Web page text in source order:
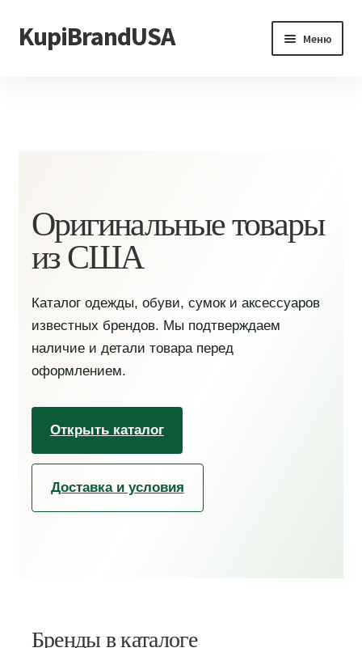
Перейти
к
Перейти
к
KupiBrandUSA Меню
Оригинальные товары
из США
Каталог одежды, обуви, сумок и аксессуаров
известных брендов. Мы подтверждаем
наличие и детали товара перед
оформлением.
Открыть каталог
Доставка и условия
Бренды в каталоге